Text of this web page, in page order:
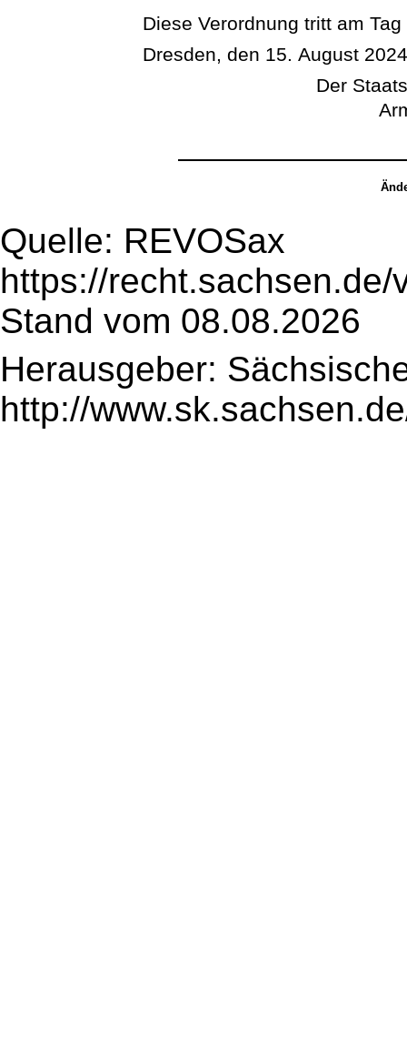
Diese Verordnung tritt am
Dresden, den 15. August
Der
Quelle: REVOSax
https://
Stand vom 08.08.2026
Herausgeber:
http://